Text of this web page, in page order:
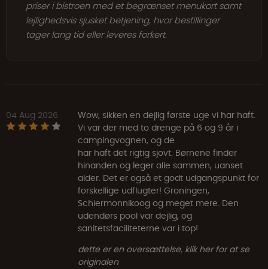
priser i bistroen med et begrænset menukort samt
lejlighedsvis sjusket betjening, hvor bestillinger
tager lang tid eller leveres forkert.
04 Aug 2026
Wow, sikken en dejlig første uge vi har haft.
Vi var der med to drenge på 6 og 9 år i
campingvognen, og de
har haft det rigtig sjovt. Børnene finder
hinanden og leger alle sammen, uanset
alder. Det er også et godt udgangspunkt for
forskellige udflugter! Groningen,
Schiermonnikoog og meget mere. Den
udendørs pool var dejlig, og
sanitetsfaciliteterne var i top!
dette er en oversættelse, klik her for at se
originalen